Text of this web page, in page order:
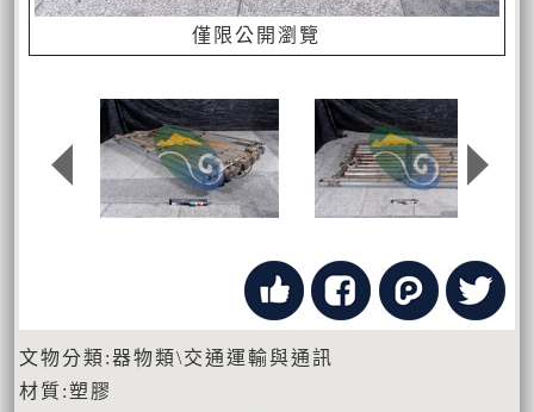
僅限公開瀏覽
文物分類:器物類\交通運輸與通訊
材質:塑膠